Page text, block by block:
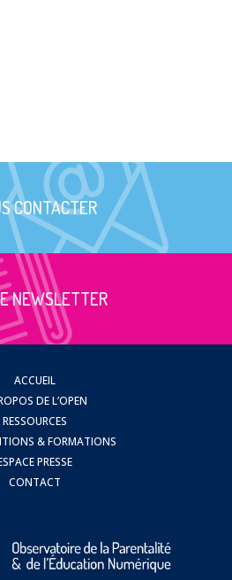
CONTACTER
NEWSLETTER
ACCUEIL
DE L’OPEN
RESSOURCES
& FORMATIONS
PRESSE
CONTACT